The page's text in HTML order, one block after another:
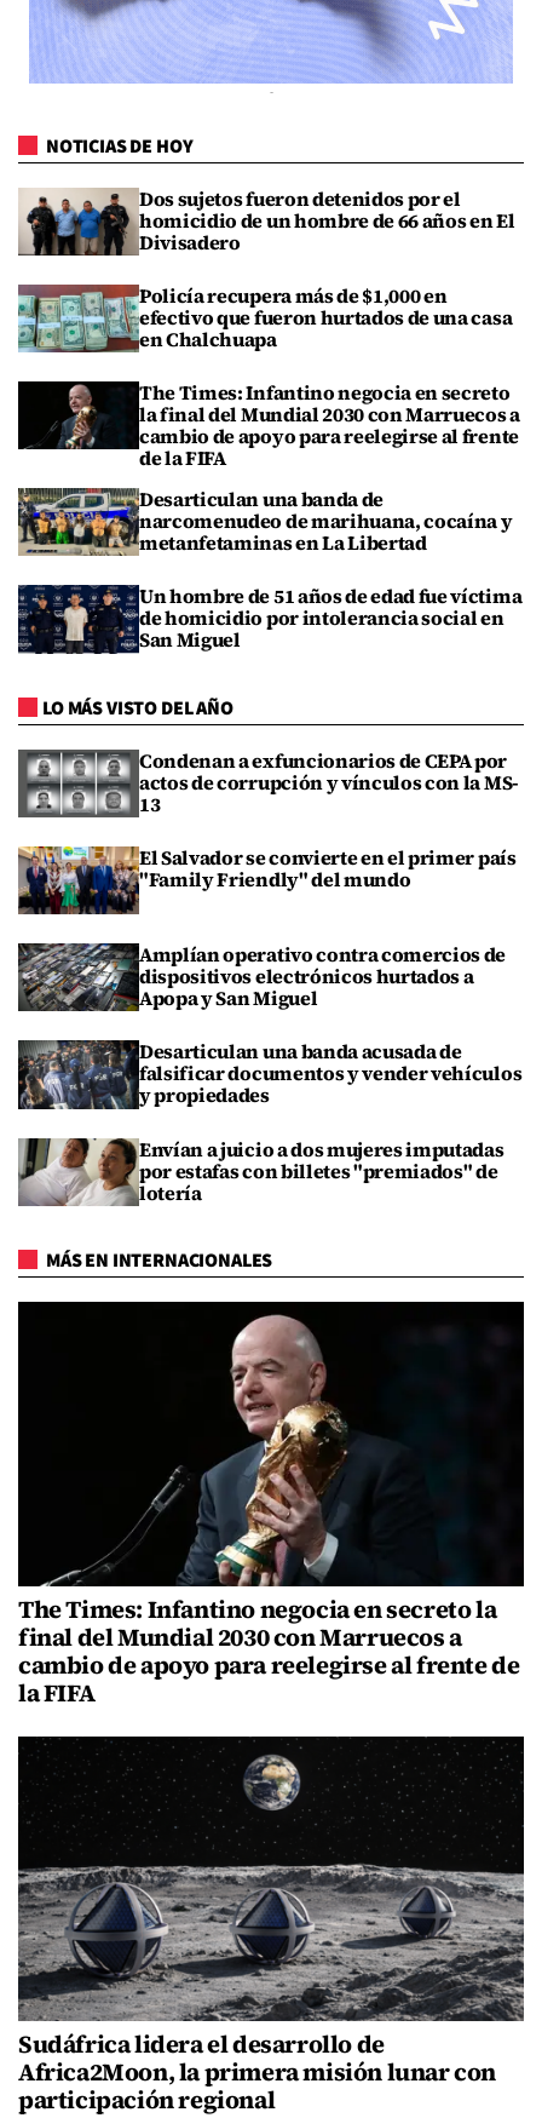
NOTICIAS DE HOY
Dos sujetos fueron detenidos por el
homicidio de un hombre de 66 años en El
Divisadero
Policía recupera más de $1,000 en
efectivo que fueron hurtados de una casa
en Chalchuapa
The Times: Infantino negocia en secreto
la final del Mundial 2030 con Marruecos a
cambio de apoyo para reelegirse al frente
de la FIFA
Desarticulan una banda de
narcomenudeo de marihuana, cocaína y
metanfetaminas en La Libertad
Un hombre de 51 años de edad fue víctima
de homicidio por intolerancia social en
San Miguel
LO MÁS VISTO DEL AÑO
Condenan a exfuncionarios de CEPA por
actos de corrupción y vínculos con la MS-
13
El Salvador se convierte en el primer país
"Family Friendly" del mundo
Amplían operativo contra comercios de
dispositivos electrónicos hurtados a
Apopa y San Miguel
Desarticulan una banda acusada de
falsificar documentos y vender vehículos
y propiedades
Envían a juicio a dos mujeres imputadas
por estafas con billetes "premiados" de
lotería
MÁS EN INTERNACIONALES
The Times: Infantino negocia en secreto la
final del Mundial 2030 con Marruecos a
cambio de apoyo para reelegirse al frente de
la FIFA
Sudáfrica lidera el desarrollo de
Africa2Moon, la primera misión lunar con
participación regional